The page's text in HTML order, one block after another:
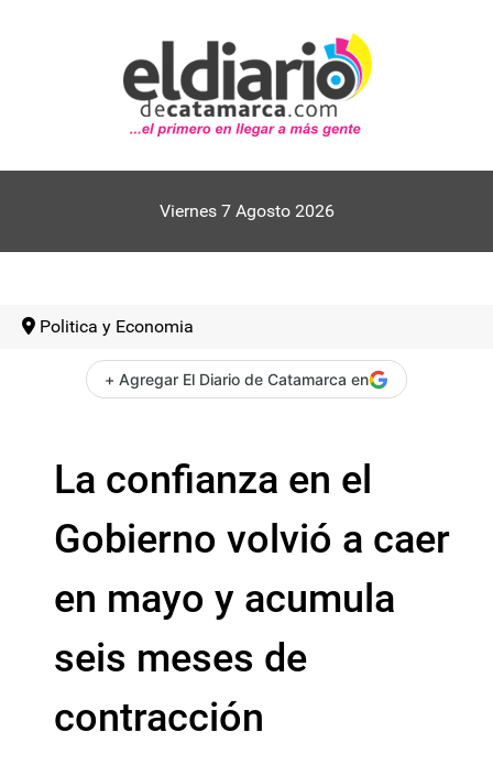
Viernes 7 Agosto 2026
Politica y Economia
+ Agregar El Diario de Catamarca en
La confianza en el
Gobierno volvió a caer
en mayo y acumula
seis meses de
contracción